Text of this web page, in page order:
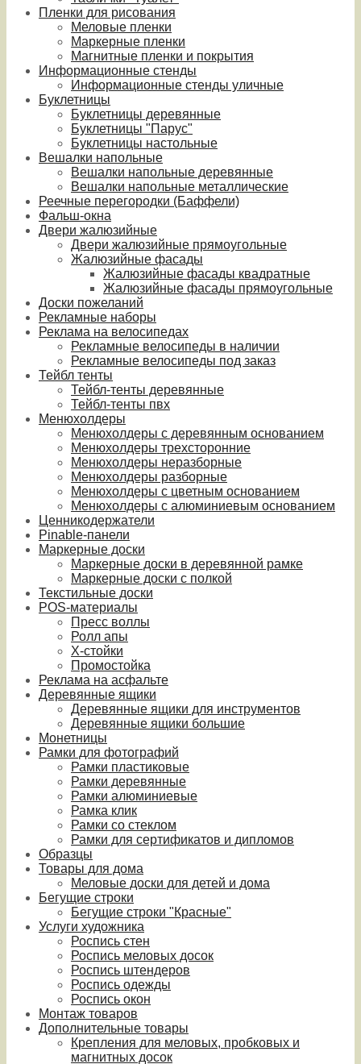
Пленки для рисования
Меловые пленки
Маркерные пленки
Магнитные пленки и покрытия
Информационные стенды
Информационные стенды уличные
Буклетницы
Буклетницы деревянные
Буклетницы "Парус"
Буклетницы настольные
Вешалки напольные
Вешалки напольные деревянные
Вешалки напольные металлические
Реечные перегородки (Баффели)
Фальш-окна
Двери жалюзийные
Двери жалюзийные прямоугольные
Жалюзийные фасады
Жалюзийные фасады квадратные
Жалюзийные фасады прямоугольные
Доски пожеланий
Рекламные наборы
Реклама на велосипедах
Рекламные велосипеды в наличии
Рекламные велосипеды под заказ
Тейбл тенты
Тейбл-тенты деревянные
Тейбл-тенты пвх
Менюхолдеры
Менюхолдеры с деревянным основанием
Менюхолдеры трехсторонние
Менюхолдеры неразборные
Менюхолдеры разборные
Менюхолдеры с цветным основанием
Менюхолдеры с алюминиевым основанием
Ценникодержатели
Pinable-панели
Маркерные доски
Маркерные доски в деревянной рамке
Маркерные доски с полкой
Текстильные доски
POS-материалы
Пресс воллы
Ролл апы
Х-стойки
Промостойка
Реклама на асфальте
Деревянные ящики
Деревянные ящики для инструментов
Деревянные ящики большие
Монетницы
Рамки для фотографий
Рамки пластиковые
Рамки деревянные
Рамки алюминиевые
Рамка клик
Рамки со стеклом
Рамки для сертификатов и дипломов
Образцы
Товары для дома
Меловые доски для детей и дома
Бегущие строки
Бегущие строки "Красные"
Услуги художника
Роспись стен
Роспись меловых досок
Роспись штендеров
Роспись одежды
Роспись окон
Монтаж товаров
Дополнительные товары
Крепления для меловых, пробковых и
магнитных досок